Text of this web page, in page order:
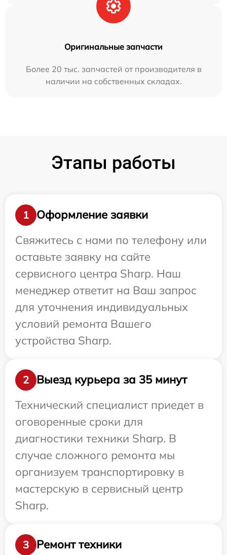
Оригинальные запчасти
Более 20 тыс. запчастей от производителя в
наличии на собственных складах.
Этапы работы
1
Оформление заявки
Свяжитесь с нами по телефону или
оставьте заявку на сайте
сервисного центра Sharp. Наш
менеджер ответит на Ваш запрос
для уточнения индивидуальных
условий ремонта Вашего
устройства Sharp.
2
Выезд курьера за 35 минут
Технический специалист приедет в
оговоренные сроки для
диагностики техники Sharp. В
случае сложного ремонта мы
организуем транспортировку в
мастерскую в сервисный центр
Sharp.
3 Ремонт техники